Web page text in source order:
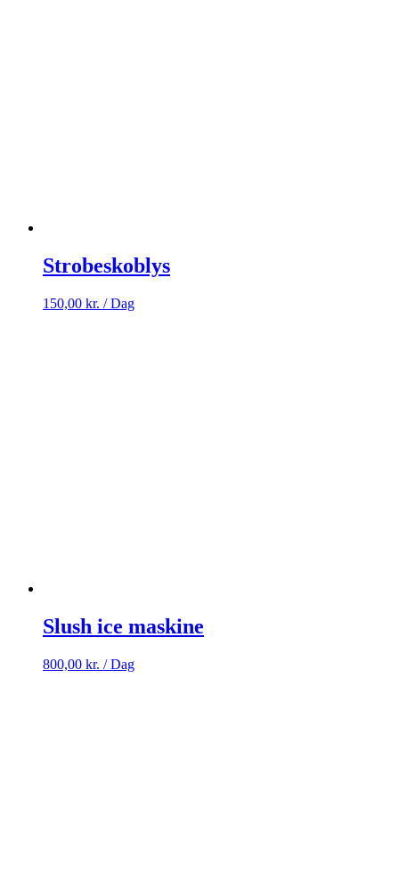
Strobeskoblys
150,00 kr. / Dag
Slush ice maskine
800,00 kr. / Dag